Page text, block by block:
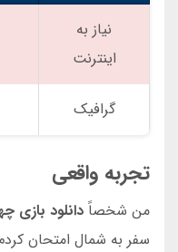
نیاز به
اینترنت
گرافیک
تجربه واقعی
من شخصاً دانلود بازی
سفر به شمال امتحان